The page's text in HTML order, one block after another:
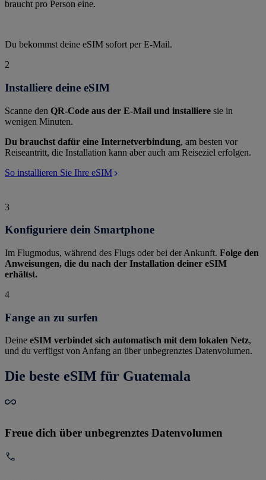
braucht pro Person eine.
Du bekommst deine eSIM sofort per E-Mail.
2
Installiere deine eSIM
Scanne den QR-Code aus der E-Mail und installiere sie in
wenigen Minuten.
Du brauchst dafür eine Internetverbindung, am besten vor
Reiseantritt, die Installation kann aber auch am Reiseziel erfolgen.
So installieren Sie Ihre eSIM
3
Konfiguriere dein Smartphone
Im Flugmodus, während des Flugs oder bei der Ankunft. Folge den
Anweisungen, die du nach der Installation deiner eSIM
erhältst.
4
Fange an zu surfen
Deine eSIM verbindet sich automatisch mit dem lokalen Netz,
und du verfügst von Anfang an über unbegrenztes Datenvolumen.
Die beste eSIM für Guatemala
Freue dich über unbegrenztes Datenvolumen